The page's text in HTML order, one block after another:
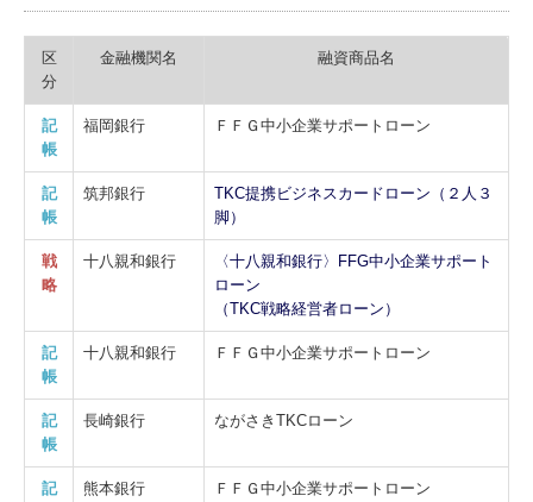
区
分
金融機関名 融資商品名
記
帳
福岡銀行 ＦＦＧ中小企業サポートローン
記
帳
筑邦銀行
TKC提携ビジネスカードローン（２人３
脚）
戦
略
十八親和銀行
〈十八親和銀行〉FFG中小企業サポート
ローン
（TKC戦略経営者ローン）
記
帳
十八親和銀行 ＦＦＧ中小企業サポートローン
記
帳
長崎銀行 ながさきTKCローン
記
熊本銀行 ＦＦＧ中小企業サポートローン